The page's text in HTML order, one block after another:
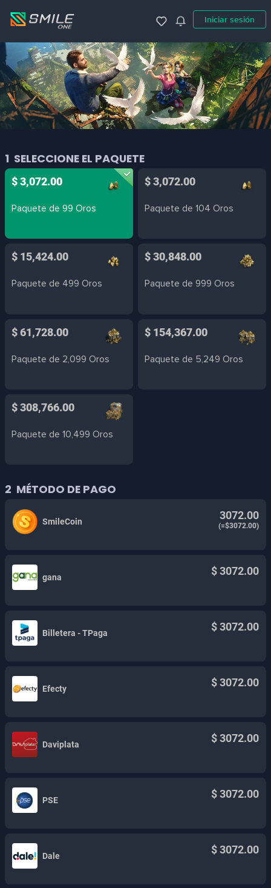
Iniciar sesión
1 SELECCIONE EL PAQUETE
$ 3,072.00
Paquete de 99 Oros
$ 3,072.00
Paquete de 104 Oros
$ 15,424.00
Paquete de 499 Oros
$ 30,848.00
Paquete de 999 Oros
$ 61,728.00
Paquete de 2,099 Oros
$ 154,367.00
Paquete de 5,249 Oros
$ 308,766.00
Paquete de 10,499 Oros
2 MÉTODO DE PAGO
SmileCoin 3072.00
(=$3072.00)
gana $ 3072.00
Billetera - TPaga $ 3072.00
Efecty $ 3072.00
Daviplata $ 3072.00
PSE $ 3072.00
Dale $ 3072.00